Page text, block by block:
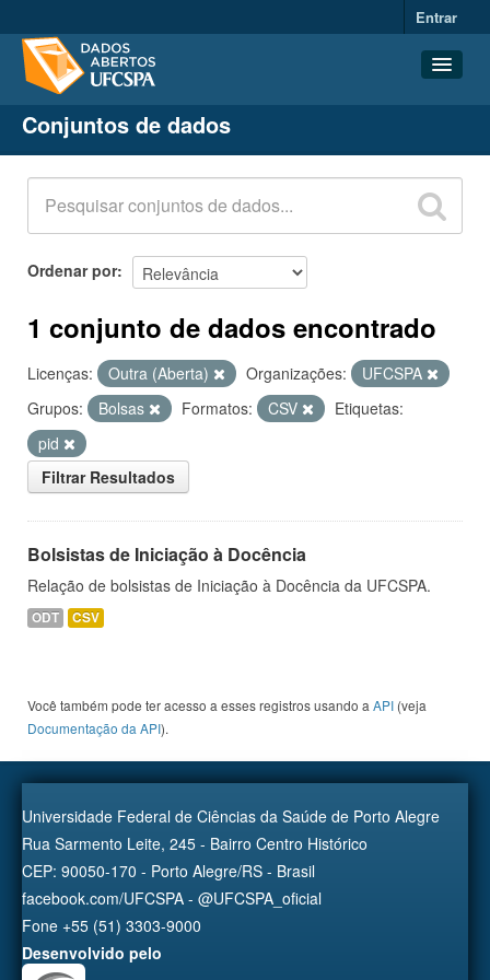
Entrar
Conjuntos de dados
Organizações
Grupos
Sobre
Conjuntos de dados
Ordenar por
1 conjunto de dados encontrado
Licenças: Outra (Aberta) Organizações:
UFCSPA
Grupos:
Bolsas Formatos: CSV
Etiquetas:
pid
Filtrar Resultados
Bolsistas de Iniciação à Docência
Relação de bolsistas de Iniciação à Docência da UFCSPA.
ODT CSV
Você também pode ter acesso a esses registros usando a API (veja
Documentação da API).
Universidade Federal de Ciências da Saúde de Porto Alegre
Rua Sarmento Leite, 245 - Bairro Centro Histórico
CEP: 90050-170 - Porto Alegre/RS - Brasil
facebook.com/UFCSPA - @UFCSPA_oficial
Fone +55 (51) 3303-9000
Desenvolvido pelo